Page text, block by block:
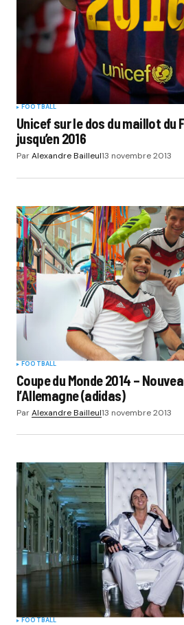
FOOTBALL
Unicef sur le dos du maillot du
jusqu’en 2016
ParAlexandre Bailleul13 novembre 2013
FOOTBALL
Coupe du Monde 2014 –
l’Allemagne (adidas)
ParAlexandre Bailleul13 novembre 2013
FOOTBALL